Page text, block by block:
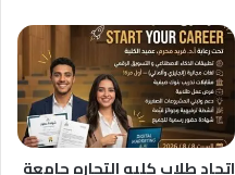
اتحاد طلاب كليه التجاره جامعة